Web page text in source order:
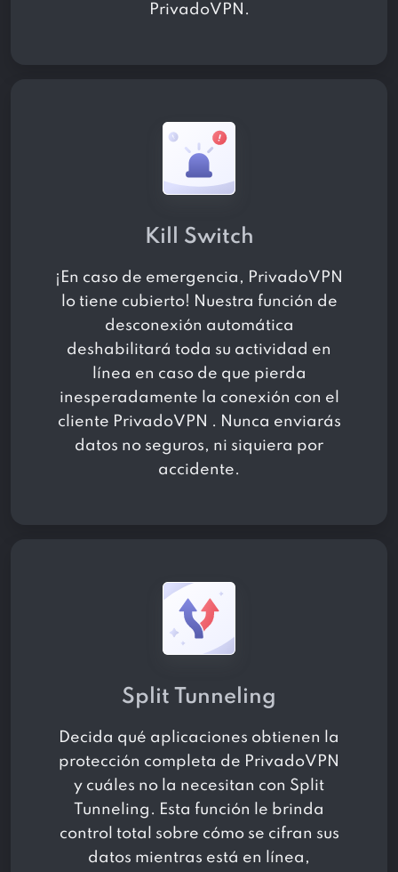
PrivadoVPN.
Kill Switch
¡En caso de emergencia, PrivadoVPN
lo tiene cubierto! Nuestra función de
desconexión automática
deshabilitará toda su actividad en
línea en caso de que pierda
inesperadamente la conexión con el
cliente PrivadoVPN . Nunca enviarás
datos no seguros, ni siquiera por
accidente.
Split Tunneling
Decida qué aplicaciones obtienen la
protección completa de PrivadoVPN
y cuáles no la necesitan con Split
Tunneling. Esta función le brinda
control total sobre cómo se cifran sus
datos mientras está en línea,